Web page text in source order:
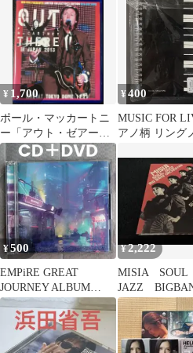
¥ 1,700
ポール・マッカートニ
ー「アウト・ゼアー・
東京ドーム２０１３」
ブルーレイ
¥400
MUSIC FOR
アノ柄 リング
¥500
EMPiRE GREAT
JOURNEY ALBUM
CD+DVD WACK
¥2,222
MISIA SOUL
JAZZ
ORCHESTRA
＆